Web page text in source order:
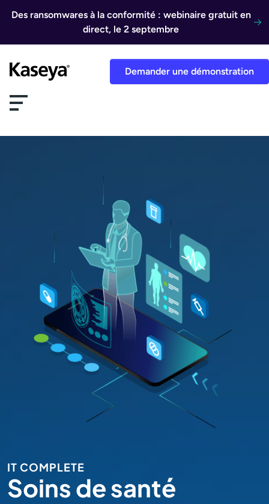
Des ransomwares à la conformité : webinaire gratuit en
direct, le 2 septembre
Demander une démonstration
IT COMPLETE
Soins de santé